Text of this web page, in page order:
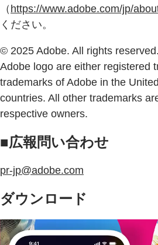
（ https://www.adobe.com/jp/
ください。
© 2025 Adobe. All rights
Adobe logo are either registered
trademarks of Adobe in the
countries. All other trademarks
respective owners.
■広報問い合わせ
pr-jp@adobe.com
ダウンロード